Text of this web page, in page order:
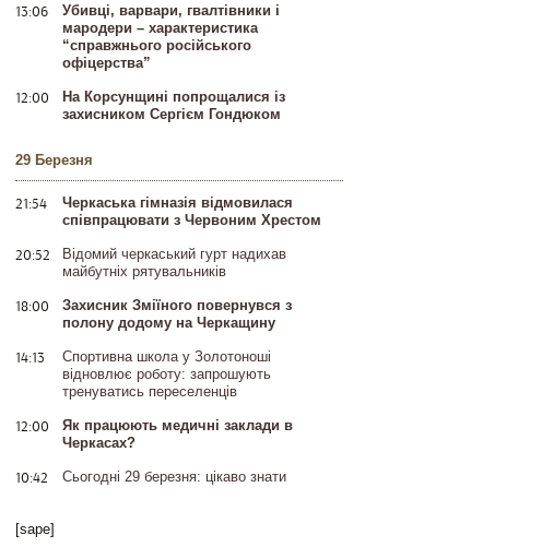
13:06
Убивці, варвари, гвалтівники і
мародери – характеристика
“справжнього російського
офіцерства”
12:00
На Корсунщині попрощалися із
захисником Сергієм Гондюком
29 Березня
21:54
Черкаська гімназія відмовилася
співпрацювати з Червоним Хрестом
20:52
Відомий черкаський гурт надихав
майбутніх рятувальників
18:00
Захисник Зміїного повернувся з
полону додому на Черкащину
14:13
Спортивна школа у Золотоноші
відновлює роботу: запрошують
тренуватись переселенців
12:00
Як працюють медичні заклади в
Черкасах?
10:42 Сьогодні 29 березня: цікаво знати
[sape]